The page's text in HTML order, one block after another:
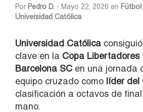
Por Pedro D. - Mayo 22, 2026 en
Universidad Católica
Universidad Católica
clave en la Copa Libertadores
Barcelona SC en una jornada
equipo cruzado como líder del
clasificación a octavos de
mano.